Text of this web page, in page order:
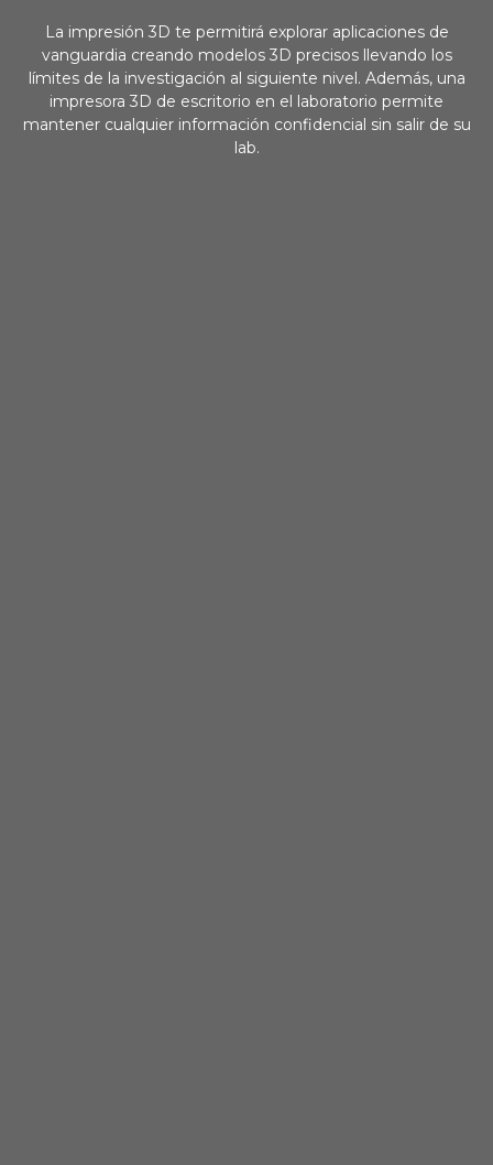
La impresión 3D te permitirá explorar aplicaciones de
vanguardia creando modelos 3D precisos llevando los
límites de la investigación al siguiente nivel. Además, una
impresora 3D de escritorio en el laboratorio permite
mantener cualquier información confidencial sin salir de su
lab.